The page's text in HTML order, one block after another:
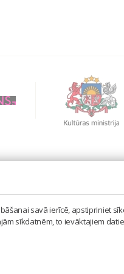
savā ierīcē, apstipriniet
sīkdatnēm, to ievāktajiem